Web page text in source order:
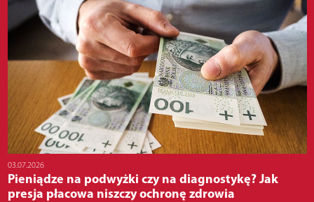
03.07.2026
Pieniądze na podwyżki czy na diagnostykę? Jak
presja płacowa niszczy ochronę zdrowia